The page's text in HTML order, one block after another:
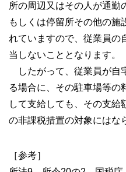
所の周辺又はその人が通勤
もしくは停留所その他の施
れていますので、従業員の
当しないこととなります。
したがって、従業員が自
る場合に、その駐車場等の
して支給しても、その支給
の非課税措置の対象にはな
［参考］